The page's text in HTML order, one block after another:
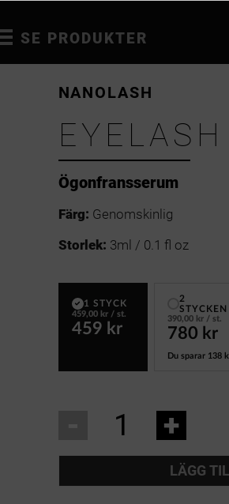
SE PRODUKTER
Ögonfransserum
NANOLASH
Färg: Genomskinlig
Storlek: 3ml / 0.1 fl oz
1 STYCK
459,00 kr/ st.
459 kr
2
STYCKEN
390,00 kr / st.
780 kr
Du sparar 138
+
LÄGG